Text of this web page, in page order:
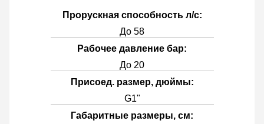
Прорускная способность л/с:
До 58
Рабочее давление бар:
До 20
Присоед. размер, дюймы:
G1"
Габаритные размеры, см: